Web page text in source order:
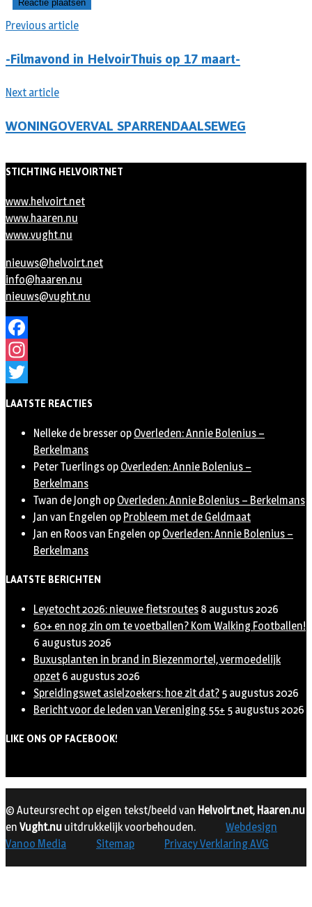
Previous article
-Filmavond in HelvoirThuis op 17 maart-
Next article
WONINGOVERVAL SPARRENDAALSEWEG
STICHTING HELVOIRTNET
www.helvoirt.net
www.haaren.nu
www.vught.nu
nieuws@helvoirt.net
info@haaren.nu
nieuws@vught.nu
Facebook
Instagram
LAATSTE REACTIES
Nelleke de bresser op Overleden: Annie Bolenius –
Berkelmans
Peter Tuerlings op Overleden: Annie Bolenius –
Berkelmans
Twan de Jongh op Overleden: Annie Bolenius – Berkelmans
Jan van Engelen op Probleem met de Geldmaat
Jan en Roos van Engelen op Overleden: Annie Bolenius –
Berkelmans
LAATSTE BERICHTEN
Leyetocht 2026: nieuwe fietsroutes 8 augustus 2026
60+ en nog zin om te voetballen? Kom Walking Footballen!
6 augustus 2026
Buxusplanten in brand in Biezenmortel, vermoedelijk
opzet 6 augustus 2026
Spreidingswet asielzoekers: hoe zit dat? 5 augustus 2026
Bericht voor de leden van Vereniging 55+ 5 augustus 2026
LIKE ONS OP FACEBOOK!
© Auteursrecht op eigen tekst/beeld van Helvoirt.net, Haaren.nu
en Vught.nu uitdrukkelijk voorbehouden.
Webdesign
Vanoo Media
Sitemap Privacy Verklaring AVG